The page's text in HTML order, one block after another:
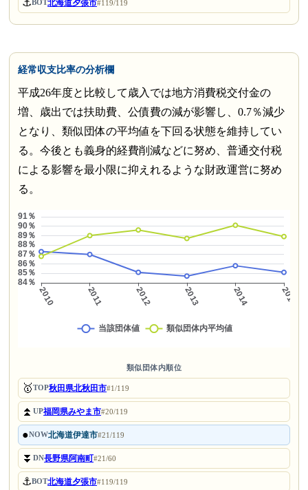
⚓ BOT北海道夕張市#119/119
経常収支比率の分析欄
平成26年度と比較して歳入では地方消費税交付金の
増、歳出では扶助費、公債費の減が影響し、0.7％減少
となり、類似団体の平均値を下回る状態を維持してい
る。今後とも義身的経費削減などに努め、普通交付税
による影響を最小限に抑えれるような財政運営に努め
る。
類似団体内順位
🥇TOP秋田県北秋田市#1/119
⏫UP福岡県みやま市#20/119
●NOW北海道伊達市#21/119
⏬DN長野県阿南町#21/60
⚓BOT北海道夕張市#119/119